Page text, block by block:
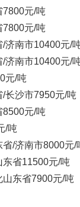
7800元/吨
7800元/吨
/济南市10400元/
/济南市10400元/
元/吨
/长沙市7950元/吨
8500元/吨
/吨
省/济南市8000元/
东省11500元/吨
山东省7900元/吨